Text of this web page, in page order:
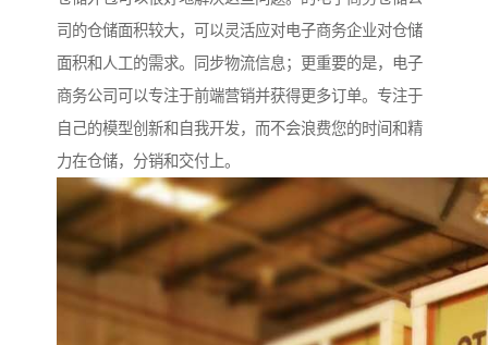
司的仓储面积较大，可以灵活应对电子商务企业对仓储
面积和人工的需求。同步物流信息；更重要的是，电子
商务公司可以专注于前端营销并获得更多订单。专注于
自己的模型创新和自我开发，而不会浪费您的时间和精
力在仓储，分销和交付上。